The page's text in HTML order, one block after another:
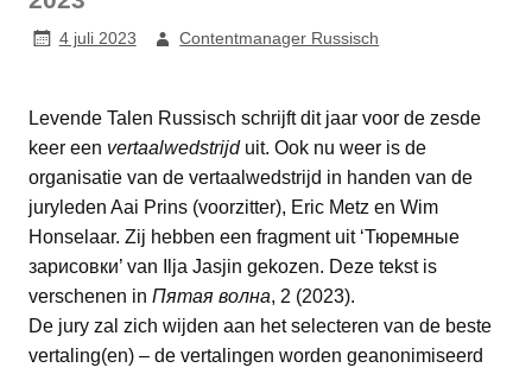
4 juli 2023 Contentmanager Russisch
Levende Talen Russisch schrijft dit jaar voor de zesde
keer een vertaalwedstrijduit. Ook nu weer is de
organisatie van de vertaalwedstrijd in handen van de
juryleden Aai Prins (voorzitter), Eric Metz en Wim
Honselaar. Zij hebben een fragment uit ‘Тюремные
зарисовки’ van Ilja Jasjin gekozen. Deze tekst is
verschenen in Пятая волна, 2 (2023).
De jury zal zich wijden aan het selecteren van de beste
vertaling(en) – de vertalingen worden geanonimiseerd